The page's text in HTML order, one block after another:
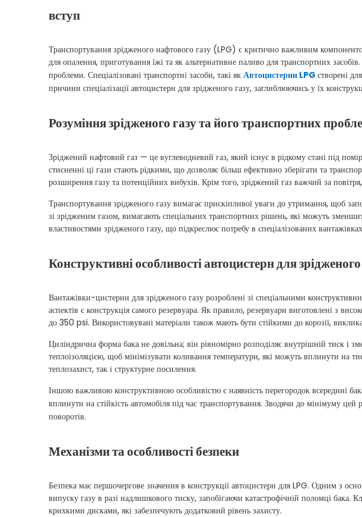
вступ
Транспортування зрідженого нафтового газу (LPG) є критично важливим
для опалення, приготування їжі та як альтернативне паливо для транспортних
проблеми. Спеціалізовані транспортні засоби, такі як Автоцистерни LPG створені
причини спеціалізації автоцистерн для зрідженого газу, заглиблюючись у їх
Розуміння зрідженого газу та його транспортних
Зріджений нафтовий газ — це вуглеводневий газ, який існує в рідкому стані під
стисненні ці гази стають рідкими, що дозволяє більш ефективно зберігати та
розширення газу та потенційних вибухів. Крім того, зріджений газ важчий за
Транспортування зрідженого газу вимагає прискіпливої ​​уваги до утримання, щоб
зі зрідженим газом, вимагають спеціальних транспортних рішень, які можуть
властивостями зрідженого газу, що підкреслює потребу в спеціалізованих
Конструктивні особливості автоцистерн для
Вантажівки-цистерни для зрідженого газу розроблені зі спеціальними
аспектів є конструкція самого резервуара. Як правило, резервуари виготовлені з
до 350 psi. Використовувані матеріали також мають бути стійкими до корозії,
Циліндрична форма бака не довільна; він рівномірно розподіляє внутрішній тиск і
теплоізоляцією, щоб мінімізувати коливання температури, які можуть вплинути на
теплозахист, так і структурне посилення.
Іншою важливою конструктивною особливістю є наявність перегородок всередині
вплинути на стійкість автомобіля під час транспортування. Зводячи до мінімуму цей
поворотів.
Механізми та особливості безпеки
Безпека має першочергове значення в конструкції автоцистерн для LPG. Одним з
випуску газу в разі надлишкового тиску, запобігаючи катастрофічній поломці бака.
крихкими дисками, які забезпечують додатковий рівень захисту.